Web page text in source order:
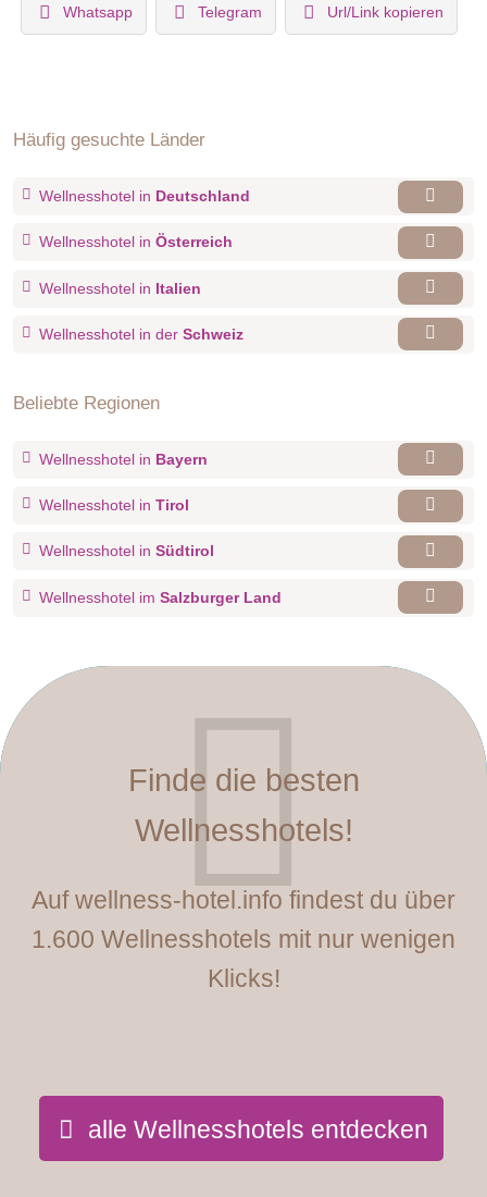
Whatsapp Telegram Url/Link kopieren
Häufig gesuchte Länder
Wellnesshotel in Deutschland
Wellnesshotel in Österreich
Wellnesshotel in Italien
Wellnesshotel in der Schweiz
Beliebte Regionen
Wellnesshotel in Bayern
Wellnesshotel in Tirol
Wellnesshotel in Südtirol
Wellnesshotel im Salzburger Land
Finde die besten
Wellnesshotels!
Auf wellness-hotel.info findest du über
1.600 Wellnesshotels mit nur wenigen
Klicks!
alle Wellnesshotels entdecken